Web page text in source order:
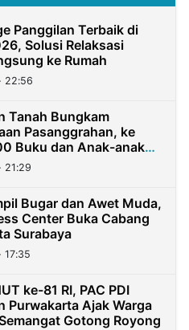
Panggilan Terbaik di
Solusi Relaksasi
ke Rumah
22:56
Tanah Bungkam
Pasanggrahan, ke
Buku dan Anak-anak
Bugar dan Awet Muda,
Center Buka Cabang
Surabaya
ke-81 RI, PAC PDI
Purwakarta Ajak Warga
Gotong Royong